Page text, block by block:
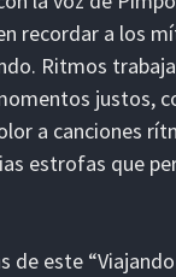
recordar a los
Ritmos
justos,
a canciones
estrofas que
este